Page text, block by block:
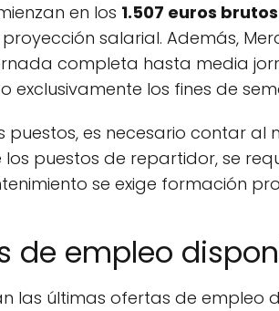
en los 1.507 euros
proyección salarial. Además,
completa hasta media
exclusivamente los fines de
es necesario contar al
los puestos de repartidor, se
se exige formación
de empleo
las últimas ofertas de empleo